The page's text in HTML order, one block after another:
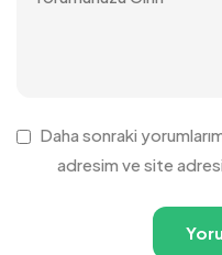
Daha sonraki
adresim ve site